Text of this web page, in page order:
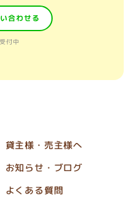
合わせる
付中
貸主様・売主様へ
お知らせ・ブログ
よくある質問